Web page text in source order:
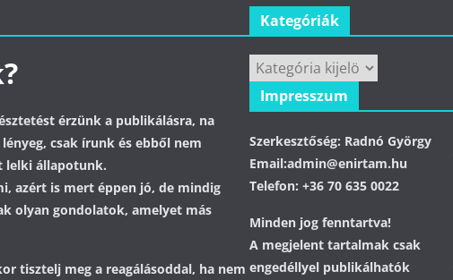
érzünk a publikálásra, na
csak írunk és ebből nem
lelki állapotunk.
azért is mert éppen jó, de mindig
olyan gondolatok, amelyet más
tisztelj meg a reagálásoddal, ha nem
Kategóriák
Kategóriák
Impresszum
Szerkesztőség: Radnó György
Email:admin@enirtam.hu
Telefon: +36 70 635 0022
Minden jog fenntartva!
A megjelent tartalmak csak
engedéllyel publikálhatók